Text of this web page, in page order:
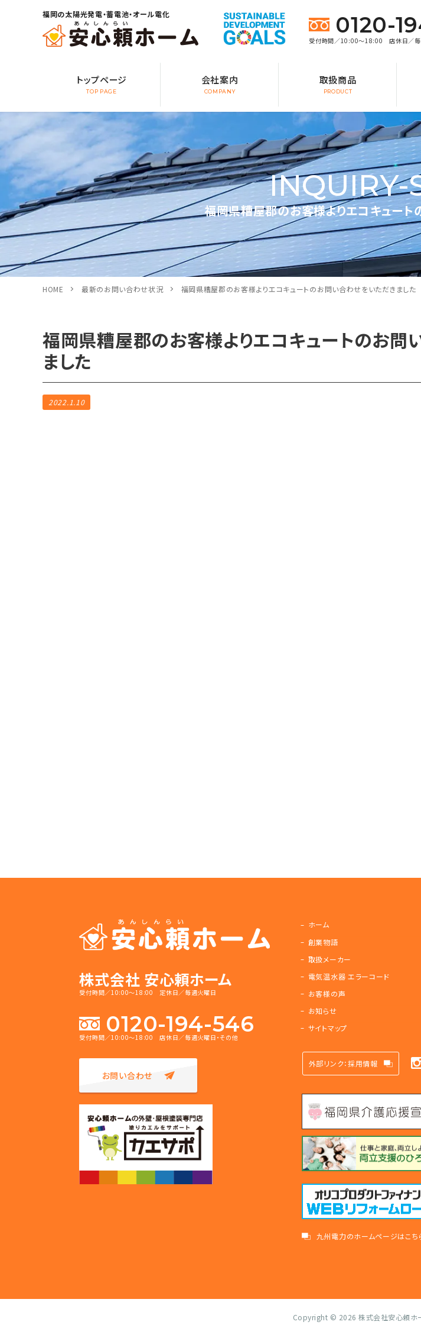
福岡の太陽光発電・蓄電池・オール電化 0120-
受付時間／10:00～18:00 店休日／毎
トップページ
TOP PAGE
会社案内
COMPANY
取扱商品
PRODUCT
INQUIRY-
福岡県糟屋郡のお客様よりエコキュー
HOME 最新のお問い合わせ状況 福岡県糟屋郡のお客様よりエコキュートのお問い合わせをいただきました
福岡県糟屋郡のお客様よりエコキュートのお問
ました
2022.1.10
株式会社 安心頼ホーム
受付時間／10:00～18:00 定休日／毎週火曜日
0120-194-546
受付時間／10:00～18:00 店休日／毎週火曜日・その他
お問い合わせ
ホーム
創業物語
取扱メーカー
電気温水器 エラーコード
お客様の声
お知らせ
サイトマップ
外部リンク：採用情報
九州電力のホームページはこち
Copyright © 2026 株式会社安心頼ホ